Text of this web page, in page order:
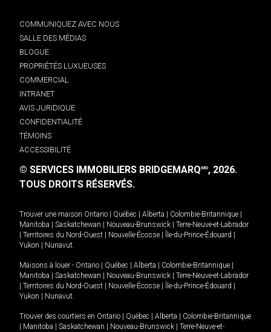
COMMUNIQUEZ AVEC NOUS
SALLE DES MÉDIAS
BLOGUE
PROPRIÉTÉS LUXUEUSES
COMMERCIAL
INTRANET
AVIS JURIDIQUE
CONFIDENTIALITÉ
TÉMOINS
ACCESSIBILITÉ
© SERVICES IMMOBILIERS BRIDGEMARQMD, 2026.
TOUS DROITS RÉSERVÉS.
Trouver une maison Ontario Québec Alberta Colombie-Britannique
Manitoba
Saskatchewan Nouveau-Brunswick
Terre-Neuve-et-Labrador
Territoires du Nord-Ouest Nouvelle-Écosse Île-du-Prince-Édouard
Yukon
Nunavut.
Maisons à louer - Ontario Québec Alberta Colombie-Britannique
Manitoba
Saskatchewan Nouveau-Brunswick
Terre-Neuve-et-Labrador
Territoires du Nord-Ouest Nouvelle-Écosse Île-du-Prince-Édouard
Yukon
Nunavut.
Trouver des courtiers en Ontario Québec Alberta
Colombie-Britannique
Manitoba Saskatchewan Nouveau-Brunswick
Terre-Neuve-et-